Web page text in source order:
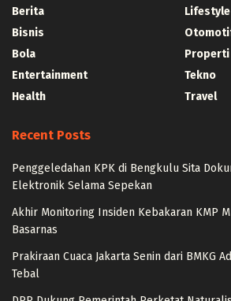
Berita
Bisnis
Bola
Entertainment
Health
Lifestyle
Properti
Tekno
Travel
Recent Posts
Penggeledahan KPK di Bengkulu Sita
Elektronik Selama Sepekan
Akhir Monitoring Insiden Kebakaran KMP
Basarnas
Prakiraan Cuaca Jakarta Senin dari BMKG
Tebal